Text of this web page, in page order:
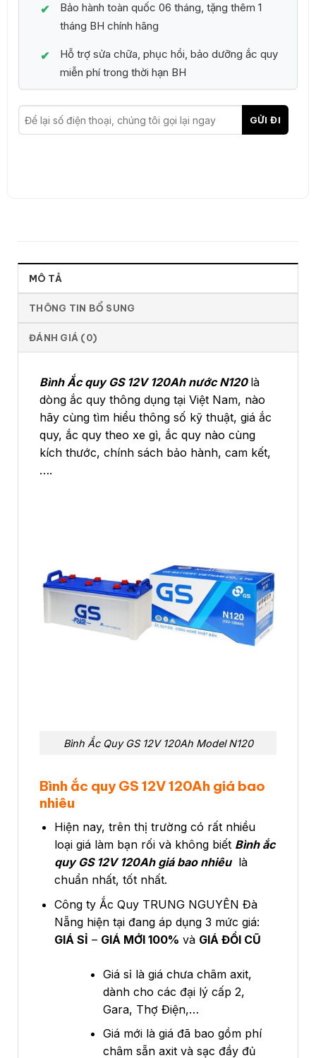
Bảo hành toàn quốc 06 tháng, tặng thêm 1
tháng BH chính hãng
Hỗ trợ sửa chữa, phục hồi, bảo dưỡng ắc quy
miễn phí trong thời hạn BH
MÔ TẢ
THÔNG TIN BỔ SUNG
ĐÁNH GIÁ (0)
Bình Ắc quy GS 12V 120Ah nước N120 là
dòng ắc quy thông dụng tại Việt Nam, nào
hãy cùng tìm hiểu thông số kỹ thuật, giá ắc
quy, ắc quy theo xe gì, ắc quy nào cùng
kích thước, chính sách bảo hành, cam kết,
….
Bình Ắc Quy GS 12V 120Ah Model N120
Bình ắc quy GS 12V 120Ah giá bao
nhiêu
Hiện nay, trên thị trường có rất nhiều
loại giá làm bạn rối và không biết Bình ắc
quy GS 12V 120Ah giá bao nhiêulà
chuẩn nhất, tốt nhất.
Công ty Ắc Quy TRUNG NGUYÊN Đà
Nẵng hiện tại đang áp dụng 3 mức giá:
GIÁ SỈ – GIÁ MỚI 100% và GIÁ ĐỔI CŨ
Giá sỉ là giá chưa châm axit,
dành cho các đại lý cấp 2,
Gara, Thợ Điện,…
Giá mới là giá đã bao gồm phí
châm sẵn axit và sạc đầy đủ